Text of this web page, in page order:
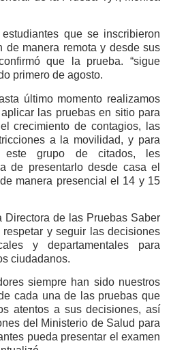
que se inscribieron
de manera remota y desde sus
que la prueba. “sigue
primero de agosto.
último momento realizamos
las pruebas en sitio para
crecimiento de contagios, las
a la movilidad, y para
grupo de citados, les
de presentarlo desde casa el
manera presencial el 14 y 15
Directora de las Pruebas Saber
y seguir las decisiones
y departamentales para
ciudadanos.
siempre han sido nuestros
cada una de las pruebas que
atentos a sus decisiones, así
del Ministerio de Salud para
pueda presentar el examen